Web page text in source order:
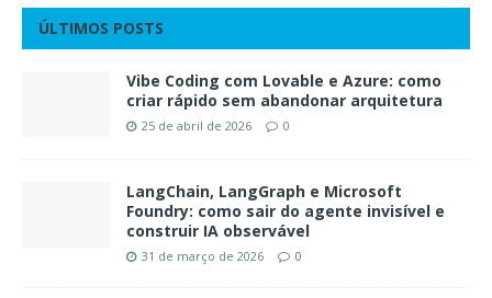
ÚLTIMOS POSTS
Vibe Coding com Lovable e Azure: como
criar rápido sem abandonar arquitetura
25 de abril de 2026 0
LangChain, LangGraph e Microsoft
Foundry: como sair do agente invisível e
construir IA observável
31 de março de 2026 0